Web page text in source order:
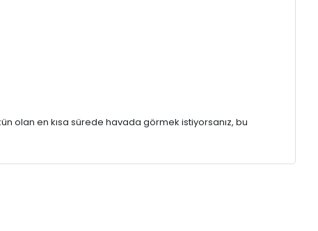
olan en kısa sürede havada görmek istiyorsanız, bu